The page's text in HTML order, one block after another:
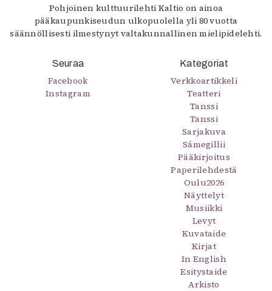
Pohjoinen kulttuurilehti Kaltio on ainoa
pääkaupunkiseudun ulkopuolella yli 80 vuotta
säännöllisesti ilmestynyt valtakunnallinen mielipidelehti.
Seuraa
Facebook
Instagram
Kategoriat
Verkkoartikkeli
Teatteri
Tanssi
Tanssi
Sarjakuva
Sámegillii
Pääkirjoitus
Paperilehdestä
Oulu2026
Näyttelyt
Musiikki
Levyt
Kuvataide
Kirjat
In English
Esitystaide
Arkisto